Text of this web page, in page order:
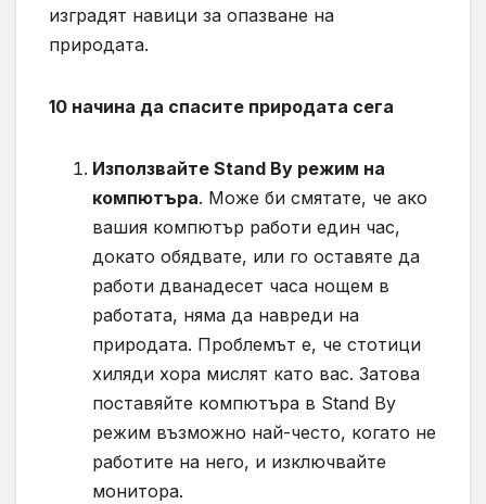
изградят навици за опазване на
природата.
10 начина да спасите природата сега
Използвайте Stand By режим на
компютъра. Може би смятате, че ако
вашия компютър работи един час,
докато обядвате, или го оставяте да
работи дванадесет часа нощем в
работата, няма да навреди на
природата. Проблемът е, че стотици
хиляди хора мислят като вас. Затова
поставяйте компютъра в Stand By
режим възможно най-често, когато не
работите на него, и изключвайте
монитора.